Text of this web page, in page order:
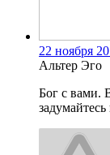
22 ноября
Альтер Эго
Бог с вами.